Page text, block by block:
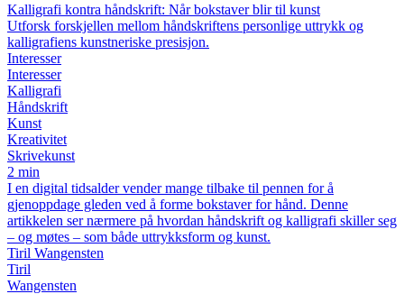
Kalligrafi kontra håndskrift: Når bokstaver blir til kunst
Utforsk forskjellen mellom håndskriftens personlige uttrykk og
kalligrafiens kunstneriske presisjon.
Interesser
Interesser
Kalligrafi
Håndskrift
Kunst
Kreativitet
Skrivekunst
2 min
I en digital tidsalder vender mange tilbake til pennen for å
gjenoppdage gleden ved å forme bokstaver for hånd. Denne
artikkelen ser nærmere på hvordan håndskrift og kalligrafi skiller seg
– og møtes – som både uttrykksform og kunst.
Tiril Wangensten
Tiril
Wangensten